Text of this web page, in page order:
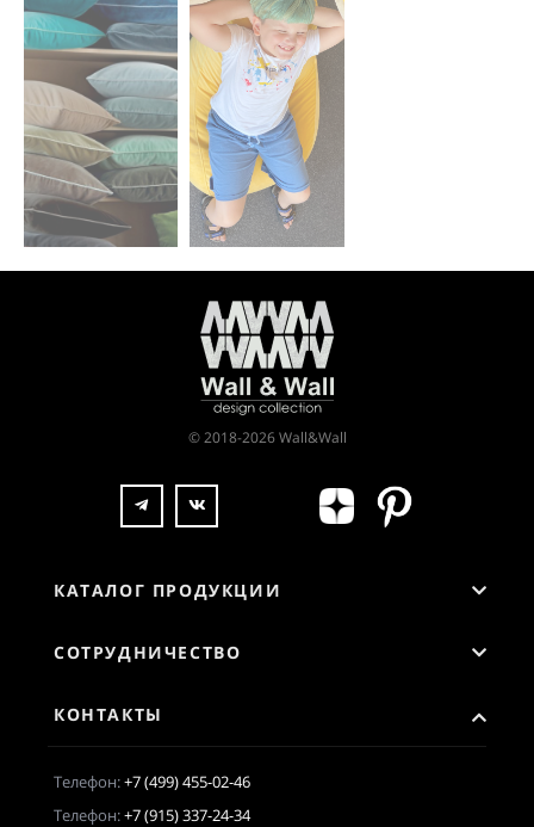
© 2018-2026 Wall&Wall
КАТАЛОГ ПРОДУКЦИИ
СОТРУДНИЧЕСТВО
КОНТАКТЫ
Телефон:+7 (499) 455-02-46
Телефон:+7 (915) 337-24-34